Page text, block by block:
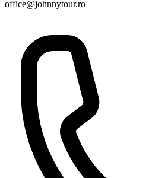
office@johnnytour.ro